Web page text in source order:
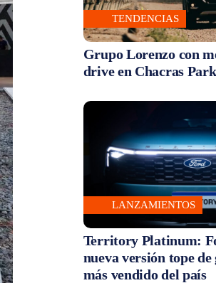
TENDENCIAS
Grupo Lorenzo con
drive en Chacras Park
LANZAMIENTOS
Territory Platinum:
nueva versión tope
más vendido del país